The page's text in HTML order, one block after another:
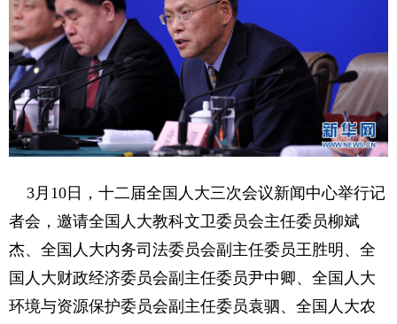
3月10日，十二届全国人大三次会议新闻中心举行记
者会，邀请全国人大教科文卫委员会主任委员柳斌
杰、全国人大内务司法委员会副主任委员王胜明、全
国人大财政经济委员会副主任委员尹中卿、全国人大
环境与资源保护委员会副主任委员袁驷、全国人大农